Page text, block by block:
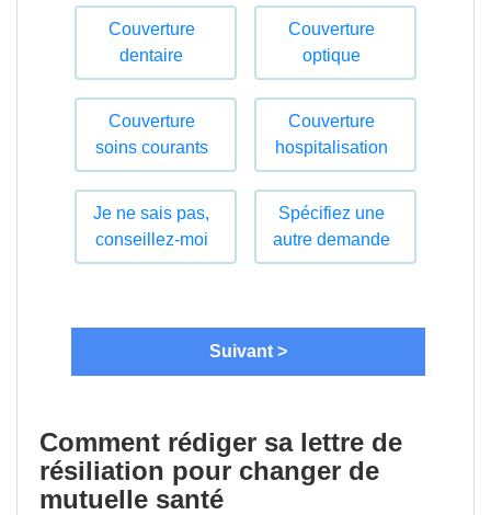
Comment rédiger sa lettre de
résiliation pour changer de
mutuelle santé